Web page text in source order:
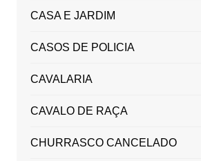
CASA E JARDIM
CASOS DE POLICIA
CAVALARIA
CAVALO DE RAÇA
CHURRASCO CANCELADO